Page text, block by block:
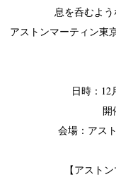
息を呑むよう
アストンマーティン東
日時：12
開
会場：アス
【アスト